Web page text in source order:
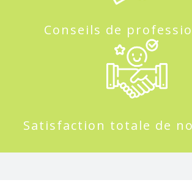
Conseils de
Satisfaction totale de